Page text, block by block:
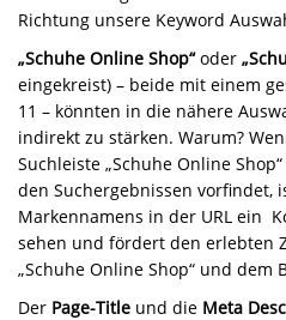
Richtung unsere Keyword
„Schuhe Online Shop“oder
eingekreist) – beide mit einem
11 – könnten in die nähere
indirekt zu stärken. Warum?
Suchleiste „Schuhe Online
den Suchergebnissen vorfindet,
Markennamens in der URL ein
sehen und fördert den erlebten
„Schuhe Online Shop“ und dem
Der Page-Title und die Meta